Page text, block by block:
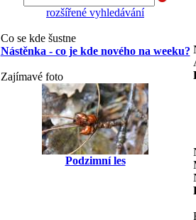
rozšířené vyhledávání
Co se kde šustne
Nástěnka - co je kde nového na weeku?
Zajímavé foto
Podzimní les